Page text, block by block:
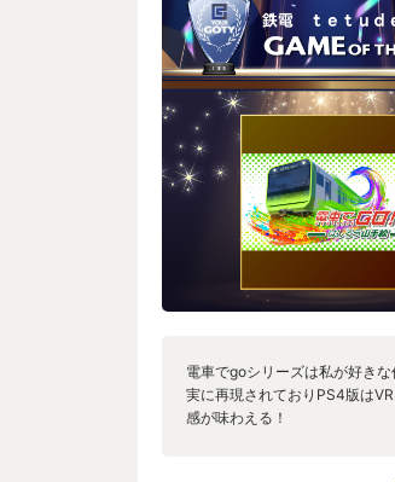
電車でgoシリーズは私が好き
実に再現されておりPS4版は
感が味わえる！